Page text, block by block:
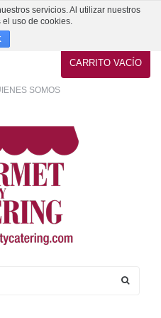
servicios. Al utilizar nuestros
el uso de cookies.
CARRITO VACÍO
SOMOS